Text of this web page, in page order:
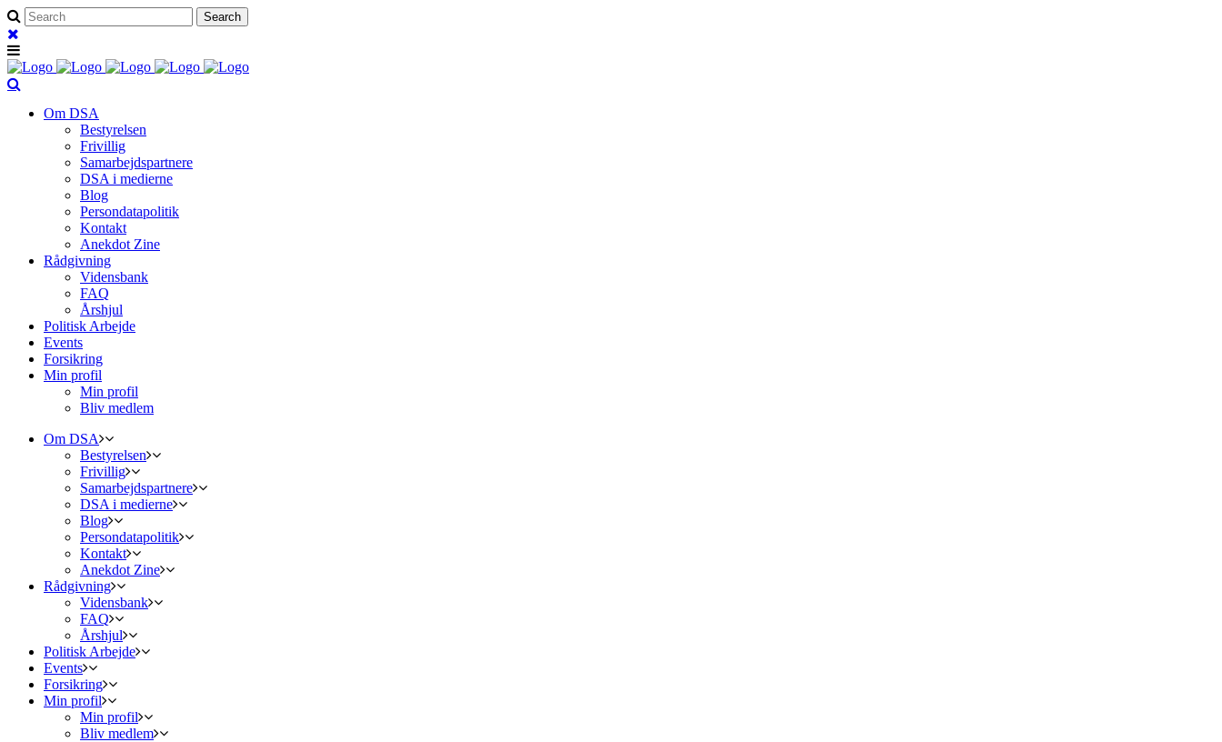
Om DSA
Bestyrelsen
Frivillig
Samarbejdspartnere
DSA i medierne
Blog
Persondatapolitik
Kontakt
Anekdot Zine
Rådgivning
Vidensbank
FAQ
Årshjul
Politisk Arbejde
Events
Forsikring
Min profil
Min profil
Bliv medlem
Om DSA
Bestyrelsen
Frivillig
Samarbejdspartnere
DSA i medierne
Blog
Persondatapolitik
Kontakt
Anekdot Zine
Rådgivning
Vidensbank
FAQ
Årshjul
Politisk Arbejde
Events
Forsikring
Min profil
Min profil
Bliv medlem